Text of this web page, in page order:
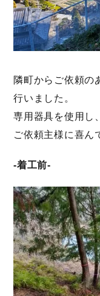
隣町からご依頼の
行いました。
専用器具を使用し
ご依頼主様に喜ん
-着工前-